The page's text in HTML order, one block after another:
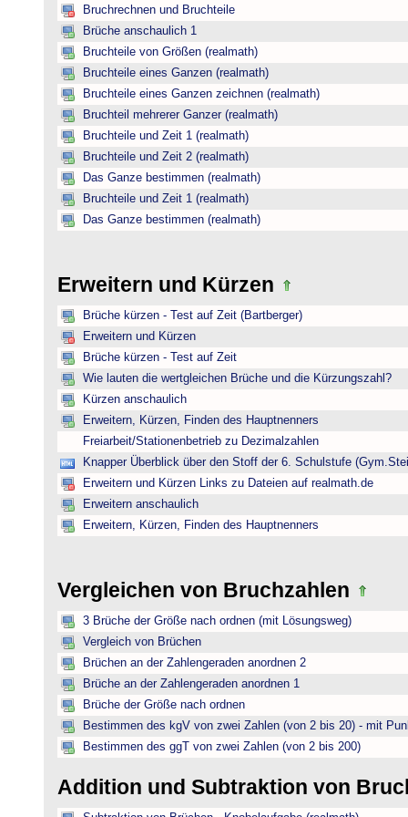
Bruchrechnen und Bruchteile
Brüche anschaulich 1
Bruchteile von Größen (realmath)
Bruchteile eines Ganzen (realmath)
Bruchteile eines Ganzen zeichnen (realmath)
Bruchteil mehrerer Ganzer (realmath)
Bruchteile und Zeit 1 (realmath)
Bruchteile und Zeit 2 (realmath)
Das Ganze bestimmen (realmath)
Bruchteile und Zeit 1 (realmath)
Das Ganze bestimmen (realmath)
Erweitern und Kürzen
Brüche kürzen - Test auf Zeit (Bartberger)
Erweitern und Kürzen
Brüche kürzen - Test auf Zeit
Wie lauten die wertgleichen Brüche und die Kürzungszahl?
Kürzen anschaulich
Erweitern, Kürzen, Finden des Hauptnenners
Freiarbeit/Stationenbetrieb zu Dezimalzahlen
Knapper Überblick über den Stoff der 6. Schulstufe
Erweitern und Kürzen Links zu Dateien auf realmath.de
Erweitern anschaulich
Erweitern, Kürzen, Finden des Hauptnenners
Vergleichen von Bruchzahlen
3 Brüche der Größe nach ordnen (mit Lösungsweg)
Vergleich von Brüchen
Brüchen an der Zahlengeraden anordnen 2
Brüche an der Zahlengeraden anordnen 1
Brüche der Größe nach ordnen
Bestimmen des kgV von zwei Zahlen (von 2 bis 20) - mit
Bestimmen des ggT von zwei Zahlen (von 2 bis 200)
Addition und Subtraktion von